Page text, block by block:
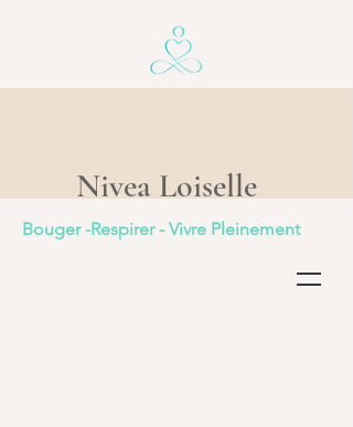
Nivea Loiselle
Bouger -Respirer - Vivre Pleinement